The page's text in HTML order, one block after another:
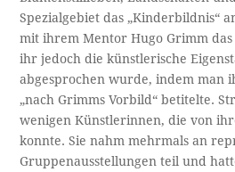
Spezialgebiet das „Kinderbildnis“
mit ihrem Mentor Hugo Grimm
ihr jedoch die künstlerische
abgesprochen wurde, indem man
„nach Grimms Vorbild“ betitelte.
wenigen Künstlerinnen, die von
konnte. Sie nahm mehrmals an
Gruppenausstellungen teil und